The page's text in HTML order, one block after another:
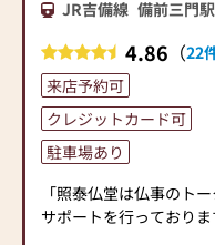
￣￣￣
◆【New Style 仏壇】
間接照明を多く取り入れ
こころ和む空間作りをし
ますので、
楽しみながらゆっくりと
いただけます。
奉還町商店街の中、岡山
JR吉備線 備前三門駅
4.86 （22
来店予約可
クレジットカード可
駐車場あり
「照泰仏堂は仏事のト
サポートを行っておりま